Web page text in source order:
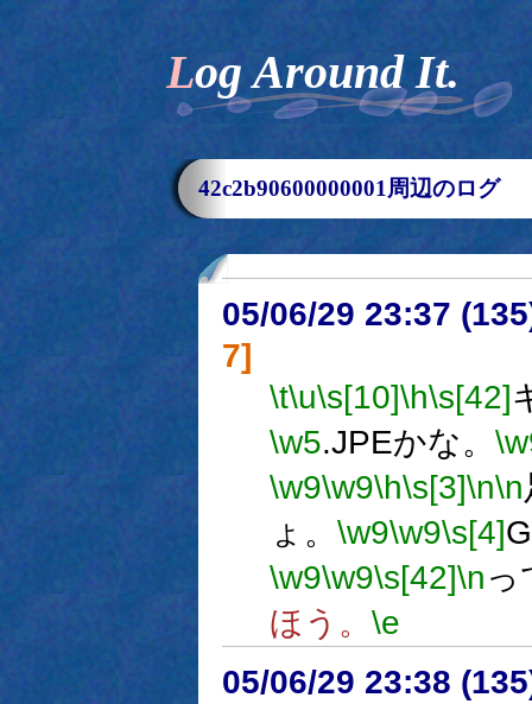
Log Around It.
42c2b90600000001周辺のログ
05/06/29 23:37
7]
\t\u\s[10]\h\s[42]
\w5.JPEかな。
\w9\w9\h\s[3]\n\n
ょ。 \w9\w9\s[4]
\w9\w9\s[42]\nっ
ほう。 \e
05/06/29 23:38